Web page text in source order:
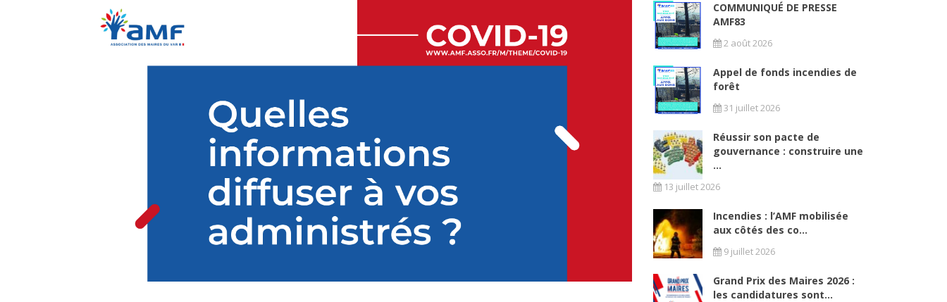
COMMUNIQUÉ DE PRESSE
AMF83
2 août 2026
Appel de fonds incendies de
forêt
31 juillet 2026
Réussir son pacte de
gouvernance : construire une
...
13 juillet 2026
Incendies : l’AMF mobilisée
aux côtés des co...
9 juillet 2026
Grand Prix des Maires 2026 :
les candidatures sont...